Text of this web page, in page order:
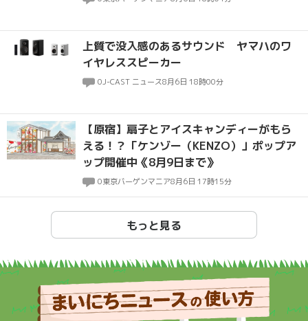
上質で没入感のあるサウンド ヤマハのワ
イヤレススピーカー
0J-CAST ニュース8月6日 18時00分
【原宿】扇子とアイスキャンディーがもら
える！？「ケンゾー（KENZO）」ポップア
ップ開催中《8月9日まで》
0東京バーゲンマニア8月6日 17時15分
もっと見る